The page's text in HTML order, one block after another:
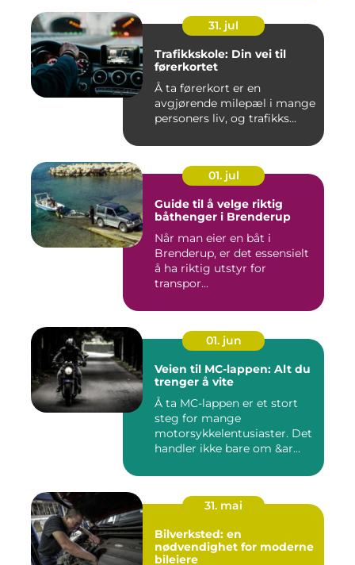
31. jul
Trafikkskole: Din vei til
førerkortet
Å ta førerkort er en
avgjørende milepæl i mange
personers liv, og trafikks...
01. jul
Guide til å velge riktig
båthenger i Brenderup
Når man eier en båt i
Brenderup, er det essensielt
å ha riktig utstyr for
transpor...
01. jun
Veien til MC-lappen: Alt du
trenger å vite
Å ta MC-lappen er et stort
steg for mange
motorsykkelentusiaster. Det
handler ikke bare om &ar...
31. mai
Bilverksted: en
nødvendighet for moderne
bileiere